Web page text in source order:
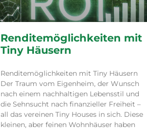
Renditemöglichkeiten mit
Tiny Häusern
Renditemöglichkeiten mit Tiny Häusern
Der Traum vom Eigenheim, der Wunsch
nach einem nachhaltigen Lebensstil und
die Sehnsucht nach finanzieller Freiheit –
all das vereinen Tiny Houses in sich. Diese
kleinen, aber feinen Wohnhäuser haben